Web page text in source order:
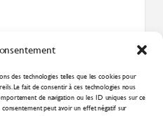
des technologies telles que les cookies pour
Le fait de consentir à ces technologies nous
de navigation ou les ID uniques sur ce
peut avoir un effet négatif sur